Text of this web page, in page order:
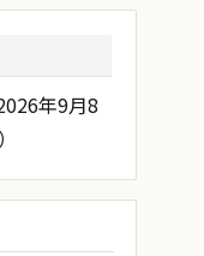
年9月8